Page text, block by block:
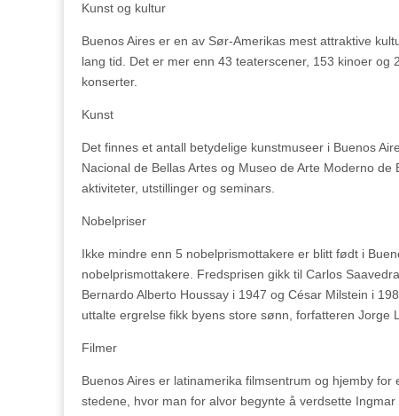
Kunst og kultur
Buenos Aires er en av Sør-Amerikas mest attraktive
lang tid. Det er mer enn 43 teaterscener, 153 kinoer
konserter.
Kunst
Det finnes et antall betydelige kunstmuseer i Buenos
Nacional de Bellas Artes og Museo de Arte Moderno
aktiviteter, utstillinger og seminars.
Nobelpriser
Ikke mindre enn 5 nobelprismottakere er blitt født i
nobelprismottakere. Fredsprisen gikk til Carlos
Bernardo Alberto Houssay i 1947 og César Milstein i
uttalte ergrelse fikk byens store sønn, forfatteren Jorge
Filmer
Buenos Aires er latinamerika filmsentrum og hjemby
stedene, hvor man for alvor begynte å verdsette Ingmar